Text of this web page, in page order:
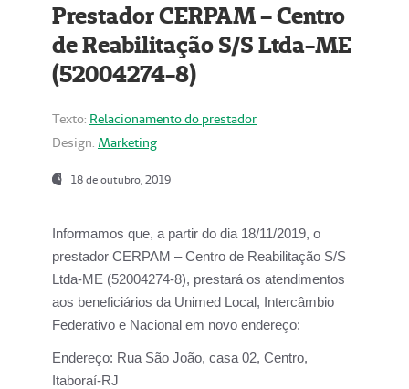
Prestador CERPAM – Centro
de Reabilitação S/S Ltda-ME
(52004274-8)
Texto: Relacionamento do prestador
Design: Marketing
18 de outubro, 2019
Informamos que, a partir do dia 18/11/2019, o
prestador CERPAM – Centro de Reabilitação S/S
Ltda-ME (52004274-8), prestará os atendimentos
aos beneficiários da Unimed Local, Intercâmbio
Federativo e Nacional em novo endereço:
Endereço: Rua São João, casa 02, Centro,
Itaboraí-RJ